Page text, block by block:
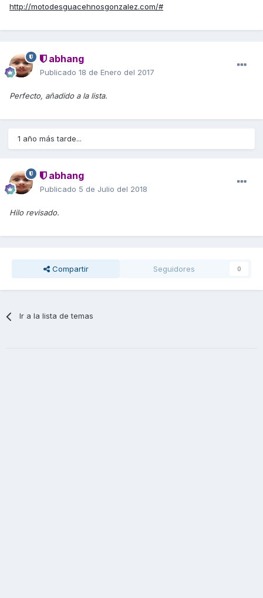
http://motodesguacehnosgonzalez.com/#
abhang
Publicado 18 de Enero del 2017
Perfecto, añadido a la lista.
1 año más tarde...
abhang
Publicado 5 de Julio del 2018
Hilo revisado.
Compartir Seguidores 0
Ir a la lista de temas